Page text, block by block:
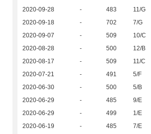
2020-09-28
- 483 11/G
2020-09-18
- 702 7/G
2020-09-07
- 509 10/C
2020-08-28
- 500 12/B
2020-08-17
- 509 11/C
2020-07-21
- 491 5/F
2020-06-30
- 500 5/B
2020-06-29
- 485 9/E
2020-06-29
- 499 1/E
2020-06-19
- 485 7/E